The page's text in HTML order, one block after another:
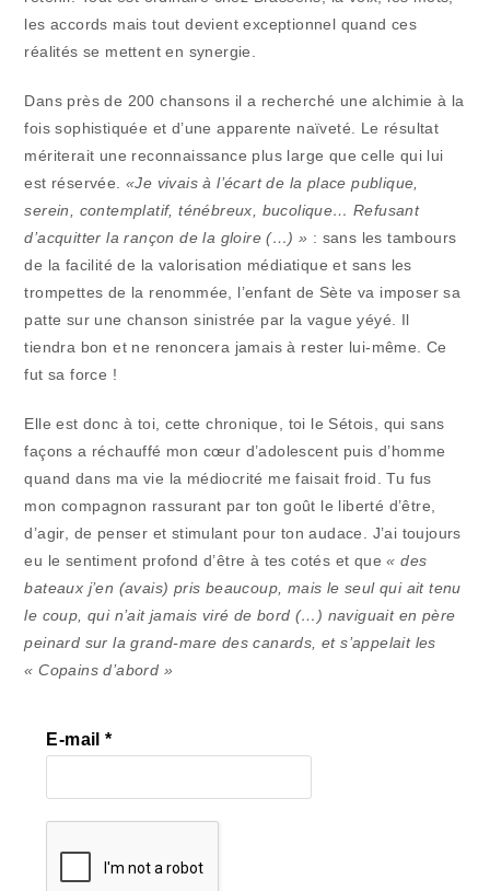
les accords mais tout devient exceptionnel quand ces
réalités se mettent en synergie.
Dans près de 200 chansons il a recherché une alchimie à la
fois sophistiquée et d’une apparente naïveté. Le résultat
mériterait une reconnaissance plus large que celle qui lui
est réservée.«Je vivais à l’écart de la place publique,
serein, contemplatif, ténébreux, bucolique… Refusant
d’acquitter la rançon de la gloire (…) » : sans les tambours
de la facilité de la valorisation médiatique et sans les
trompettes de la renommée, l’enfant de Sète va imposer sa
patte sur une chanson sinistrée par la vague yéyé. Il
tiendra bon et ne renoncera jamais à rester lui-même. Ce
fut sa force !
Elle est donc à toi, cette chronique, toi le Sétois, qui sans
façons a réchauffé mon cœur d’adolescent puis d’homme
quand dans ma vie la médiocrité me faisait froid. Tu fus
mon compagnon rassurant par ton goût le liberté d’être,
d’agir, de penser et stimulant pour ton audace. J’ai toujours
eu le sentiment profond d’être à tes cotés et que« des
bateaux j’en (avais) pris beaucoup, mais le seul qui ait tenu
le coup, qui n’ait jamais viré de bord (…) naviguait en père
peinard sur la grand-mare des canards, et s’appelait les
« Copains d’abord »
E-mail*